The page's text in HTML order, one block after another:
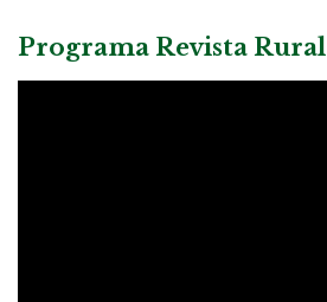
Programa Revista Rural